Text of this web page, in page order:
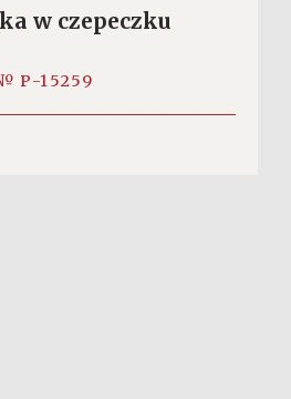
w czepeczku
P-15259